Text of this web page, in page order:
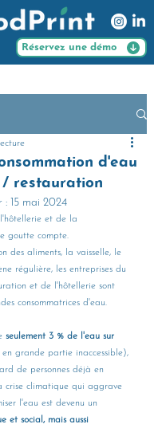
Réservez une démo
d'eau
restauration
: 15 mai 2024
et de la
goutte compte.
des aliments, la vaisselle, le
régulière, les entreprises du
et de l'hôtellerie sont
consommatrices d'eau.
seulement 3 % de l'eau sur
en grande partie inaccessible),
de personnes déjà en
crise climatique qui aggrave
l'eau est devenu un
et social, mais aussi